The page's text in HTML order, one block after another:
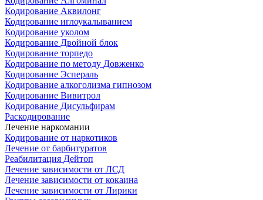
Кодирование Аквилонг
Кодирование иглоукалыванием
Кодирование уколом
Кодирование Двойной блок
Кодирование торпедо
Кодирование по методу Довженко
Кодирование Эспераль
Кодирование алкоголизма гипнозом
Кодирование Вивитрол
Кодирование Дисульфирам
Раскодирование
Лечение наркомании
Кодирование от наркотиков
Лечение от барбитуратов
Реабилитация Дейтоп
Лечение зависимости от ЛСД
Лечение зависимости от кокаина
Лечение зависимости от Лирики